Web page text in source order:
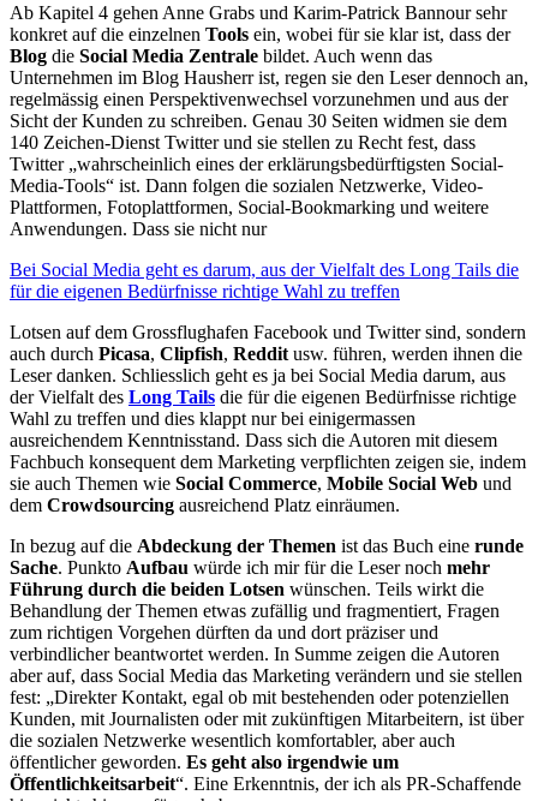
Ab Kapitel 4 gehen Anne Grabs und Karim-Patrick Bannour sehr
konkret auf die einzelnen Tools ein, wobei für sie klar ist, dass der
Blog die Social Media Zentrale bildet. Auch wenn das
Unternehmen im Blog Hausherr ist, regen sie den Leser dennoch an,
regelmässig einen Perspektivenwechsel vorzunehmen und aus der
Sicht der Kunden zu schreiben. Genau 30 Seiten widmen sie dem
140 Zeichen-Dienst Twitter und sie stellen zu Recht fest, dass
Twitter „wahrscheinlich eines der erklärungsbedürftigsten Social-
Media-Tools“ ist. Dann folgen die sozialen Netzwerke, Video-
Plattformen, Fotoplattformen, Social-Bookmarking und weitere
Anwendungen. Dass sie nicht nur
Bei Social Media geht es darum, aus der Vielfalt des Long Tails die
für die eigenen Bedürfnisse richtige Wahl zu treffen
Lotsen auf dem Grossflughafen Facebook und Twitter sind, sondern
auch durch Picasa, Clipfish, Reddit usw. führen, werden ihnen die
Leser danken. Schliesslich geht es ja bei Social Media darum, aus
der Vielfalt des Long Tails die für die eigenen Bedürfnisse richtige
Wahl zu treffen und dies klappt nur bei einigermassen
ausreichendem Kenntnisstand. Dass sich die Autoren mit diesem
Fachbuch konsequent dem Marketing verpflichten zeigen sie, indem
sie auch Themen wie Social Commerce, Mobile Social Web und
dem Crowdsourcing ausreichend Platz einräumen.
In bezug auf die Abdeckung der Themen ist das Buch eine runde
Sache. Punkto Aufbau würde ich mir für die Leser noch mehr
Führung durch die beiden Lotsen wünschen. Teils wirkt die
Behandlung der Themen etwas zufällig und fragmentiert, Fragen
zum richtigen Vorgehen dürften da und dort präziser und
verbindlicher beantwortet werden. In Summe zeigen die Autoren
aber auf, dass Social Media das Marketing verändern und sie stellen
fest: „Direkter Kontakt, egal ob mit bestehenden oder potenziellen
Kunden, mit Journalisten oder mit zukünftigen Mitarbeitern, ist über
die sozialen Netzwerke wesentlich komfortabler, aber auch
öffentlicher geworden. Es geht also irgendwie um
Öffentlichkeitsarbeit“. Eine Erkenntnis, der ich als PR-Schaffende